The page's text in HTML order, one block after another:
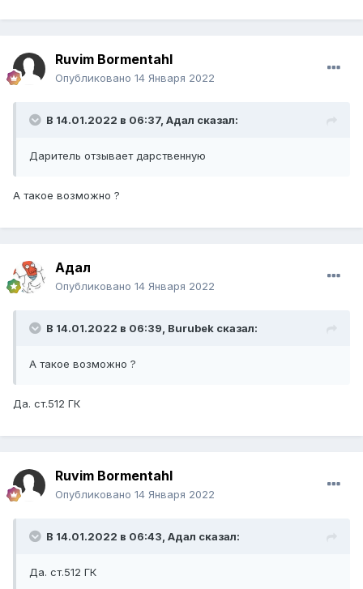
Ruvim Bormentahl
Опубликовано 14 Января 2022
В 14.01.2022 в 06:37, Адал сказал:
Даритель отзывает дарственную
А такое возможно ?
Адал
Опубликовано 14 Января 2022
В 14.01.2022 в 06:39, Burubek сказал:
А такое возможно ?
Да. ст.512 ГК
Ruvim Bormentahl
Опубликовано 14 Января 2022
В 14.01.2022 в 06:43, Адал сказал:
Да. ст.512 ГК